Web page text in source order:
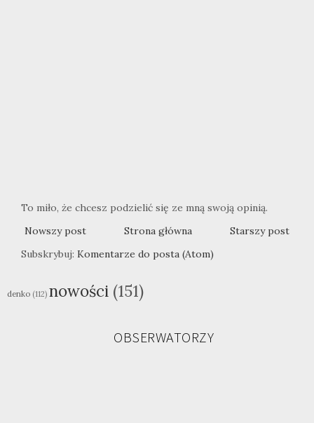
To miło, że chcesz podzielić się ze mną swoją opinią.
Nowszy post
Starszy post
Strona główna
Subskrybuj: Komentarze do posta (Atom)
denko (112) nowości (151)
OBSERWATORZY